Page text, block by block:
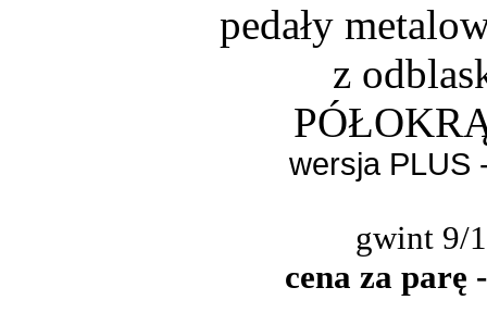
pedały
z
wersja PLUS
gwint 9/
cena za parę